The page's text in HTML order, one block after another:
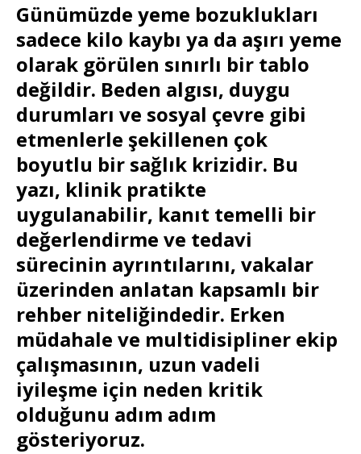
Günümüzde yeme bozuklukları
sadece kilo kaybı ya da aşırı yeme
olarak görülen sınırlı bir tablo
değildir. Beden algısı, duygu
durumları ve sosyal çevre gibi
etmenlerle şekillenen çok
boyutlu bir sağlık krizidir. Bu
yazı, klinik pratikte
uygulanabilir, kanıt temelli bir
değerlendirme ve tedavi
sürecinin ayrıntılarını, vakalar
üzerinden anlatan kapsamlı bir
rehber niteliğindedir. Erken
müdahale ve multidisipliner ekip
çalışmasının, uzun vadeli
iyileşme için neden kritik
olduğunu adım adım
gösteriyoruz.